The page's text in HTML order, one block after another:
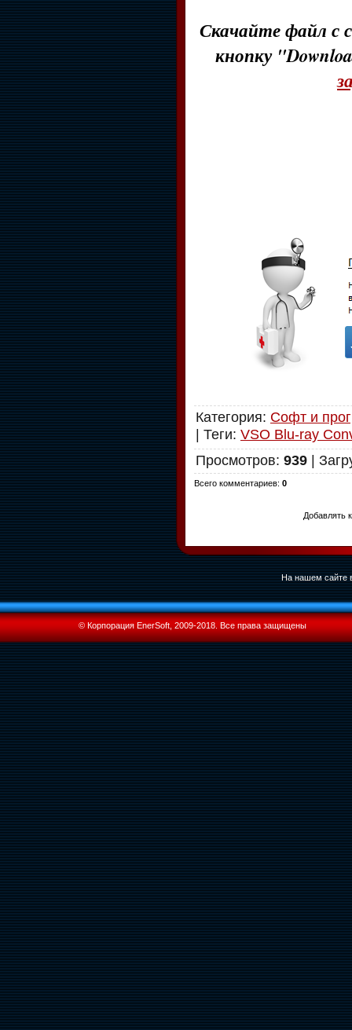
Скачайте файл с
кнопку
Категория: Софт и
| Теги: VSO Blu-ray
Просмотров: 939 |
Всего комментариев: 0
Добавлять
На нашем сайте
© Корпорация EnerSoft, 2009-2018. Все права защищены